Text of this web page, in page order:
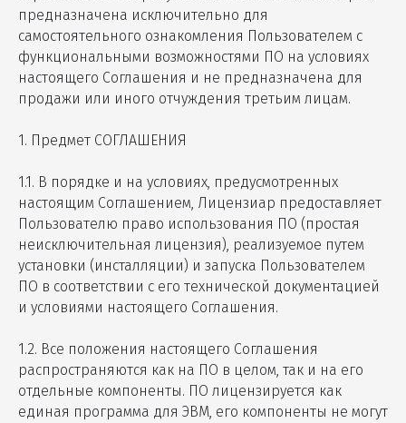
предназначена исключительно для
самостоятельного ознакомления Пользователем с
функциональными возможностями ПО на условиях
настоящего Соглашения и не предназначена для
продажи или иного отчуждения третьим лицам.
1. Предмет СОГЛАШЕНИЯ
1.1. В порядке и на условиях, предусмотренных
настоящим Соглашением, Лицензиар предоставляет
Пользователю право использования ПО (простая
неисключительная лицензия), реализуемое путем
установки (инсталляции) и запуска Пользователем
ПО в соответствии с его технической документацией
и условиями настоящего Соглашения.
1.2. Все положения настоящего Соглашения
распространяются как на ПО в целом, так и на его
отдельные компоненты. ПО лицензируется как
единая программа для ЭВМ, его компоненты не могут